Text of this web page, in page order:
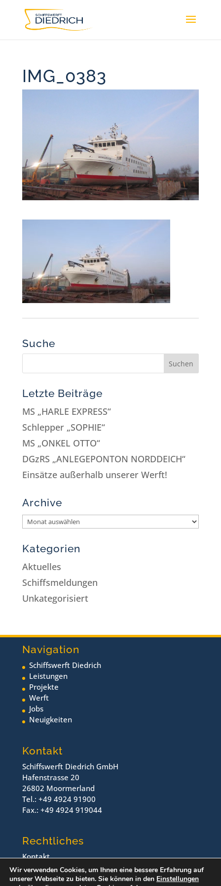
IMG_0383
Suche
Letzte Beiträge
MS „HARLE EXPRESS“
Schlepper „SOPHIE“
MS „ONKEL OTTO“
DGzRS „ANLEGEPONTON NORDDEICH“
Einsätze außerhalb unserer Werft!
Archive
Kategorien
Aktuelles
Schiffsmeldungen
Unkategorisiert
Navigation
Schiffswerft Diedrich
Leistungen
Projekte
Werft
Jobs
Neuigkeiten
Kontakt
Schiffswerft Diedrich GmbH
Hafenstrasse 20
26802 Moormerland
Tel.: +49 4924 91900
Fax.: +49 4924 919044
Rechtliches
Kontakt
Impressum
Datenschutz
Wir verwenden Cookies, um Ihnen eine bessere Erfahrung auf
unserer Webseite zu bieten. Sie können in den Einstellungen